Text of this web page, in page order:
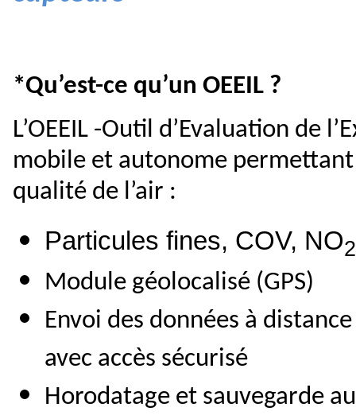
*Qu’est-ce qu’un OEEIL ?
L’OEEIL -Outil d’Evaluation de
mobile et autonome
qualité de l’air :
Particules fines, COV, NO2
Module géolocalisé (GPS)
Envoi des données à
avec accès sécurisé
Horodatage et sauvegarde